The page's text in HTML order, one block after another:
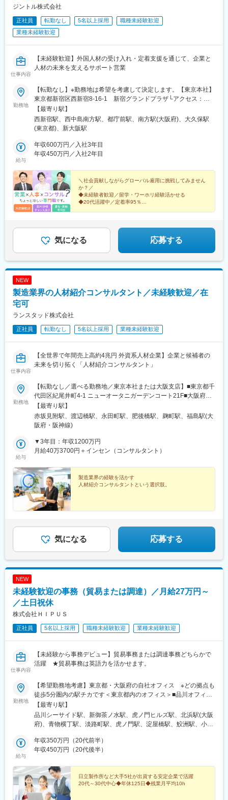
ジントル株式会社
正社員 転勤なし 5名以上採用
職種未経験歓迎
業種未経験歓迎
仕事内容
【未経験歓迎】外国人材の受け入れ・定着支援を通じて、企業と
人材の未来を支えるサポート営業
勤務地
【転勤なし】※勤務地は希望を考慮して決定します。【東京本社】
東京都新宿区西新宿8-16-1 新宿グランドプラザ└アクセス：東
京メトロ丸ノ内線「西新宿駅」より徒歩4分【大阪支社】大阪府大
阪市淀川区西中島4-6-4 トムボーイビル└アクセス：大阪メトロ
御堂筋線「西中島南方駅」徒歩2分
【最寄り駅】
西新宿駅、西中島南方駅、都庁前駅、南方駅(大阪府)、大久保駅
(東京都)、新大阪駅
給与
年収600万円／入社3年目
年収450万円／入社2年目
＼社会貢献しながらグローバル雇用に挑戦してみません
か？／
◆未経験者歓迎／留学・ワーホリ経験活かせる
◆20代活躍中／定着率95％
気になる 応募する
NEW
製造業界の人材紹介コンサルタント／未経験歓迎／在
宅可
ランスタッド株式会社
正社員 転勤なし 5名以上採用 業種未経験歓迎
仕事内容
【全世界で年間売上高約4兆円 外資系人材企業】企業と候補者の
未来を切り拓く「人材紹介コンサルタント」
勤務地
【転勤なし／選べる勤務地／東京本社または大阪支店】■東京都千
代田区紀尾井町4-1 ニューオータニガーデンコート21F■大阪府大
阪市北区堂島浜2-2-28 堂島アクシスビル4階※基本的に転居を伴
う社命転勤はありません※受動喫煙対策：あり
【最寄り駅】
赤坂見附駅、渡辺橋駅、永田町駅、肥後橋駅、麹町駅、福島駅(大
阪府・阪神線)
給与
▼3年目：年収1200万円
月給40万3700円＋インセン（コンサルタント）
製造業界の経験を活かす
人材紹介コンサルタントという選択肢。
気になる 応募する
NEW
未経験歓迎の事務（貿易または調達）／月給27万円～
／土日祝休
株式会社ＨＩＰＵＳ
正社員 5名以上採用 職種未経験歓迎 業種未経験歓迎
仕事内容
【未経験から事務デビュー】貿易事務または調達事務どちらかで
活躍 ★貿易事務は英語力を活かせます。
勤務地
【希望勤務地考慮】東京都・大阪府の自社オフィス ※どの拠点も
徒歩5分圏内の駅チカです＜東京都内のオフィス＞■品川オフィ
ス：東京都品川区東品川4-12-4 品川シーサイドパークタワー
22F・「品川シーサイド駅」徒歩5分・「青物横丁駅」徒歩10分■
御茶ノ水オフィス：東京都千代田区神田淡路町2-101 ワテラスタ
路町駅」徒歩2分■虎ノ門オフィス：東京都港区虎ノ門1-17-1 虎ノ
門ヒルズビジネスタワー・「虎ノ門ヒルズ駅」直結・「虎ノ門
出口＜大阪府内のオフィス＞■大阪オフィス：大阪府大阪市中央区
平野町2-3-7 アーバンエース北浜ビル・「北浜駅」「堺筋本町駅」
徒歩4分・「淀屋橋駅」徒歩5分※受動喫煙対策：各拠点共に屋内
全面禁煙（変更の範囲）当社関連勤務地※将来的にはキャリア形成
【最寄り駅】
品川シーサイド駅、新御茶ノ水駅、虎ノ門ヒルズ駅、北浜駅(大阪
府)、青物横丁駅、淡路町駅、虎ノ門駅、淀屋橋駅、鮫洲駅、小川
給与
年収350万円（20代前半）
年収450万円（20代後半）
日立製作所など大手5社が出資する安定企業で活躍
20代～30代中心◆年休125日◆残業月平均10h